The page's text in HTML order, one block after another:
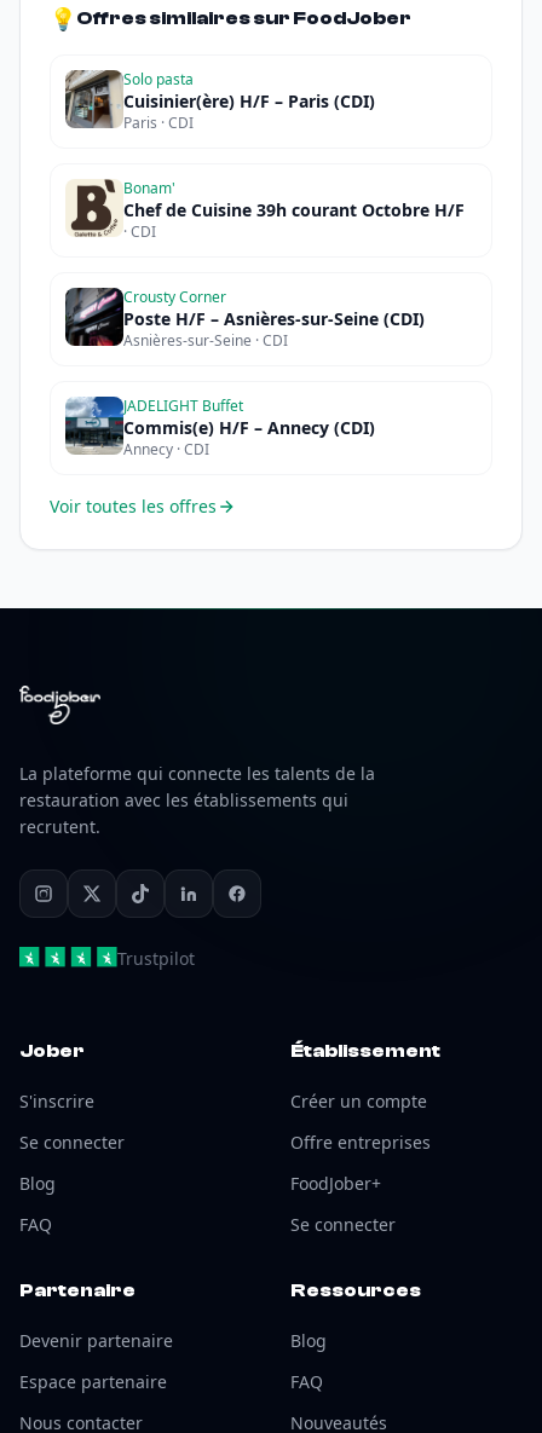
💡 Offres similaires sur FoodJober
Solo pasta
Cuisinier(ère) H/F – Paris (CDI)
Paris · CDI
Bonam'
Chef de Cuisine 39h courant Octobre H/F
· CDI
Crousty Corner
Poste H/F – Asnières-sur-Seine (CDI)
Asnières-sur-Seine · CDI
JADELIGHT Buffet
Commis(e) H/F – Annecy (CDI)
Annecy · CDI
Voir toutes les offres
La plateforme qui connecte les talents de la
restauration avec les établissements qui
recrutent.
Trustpilot
Jober
S'inscrire
Se connecter
Blog
FAQ
Établissement
Créer un compte
Offre entreprises
FoodJober+
Se connecter
Partenaire
Devenir partenaire
Espace partenaire
Nous contacter
Ressources
Blog
FAQ
Nouveautés